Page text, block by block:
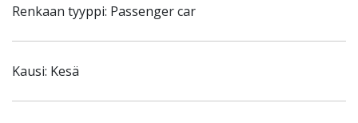
Renkaan tyyppi: Passenger car
Kausi: Kesä